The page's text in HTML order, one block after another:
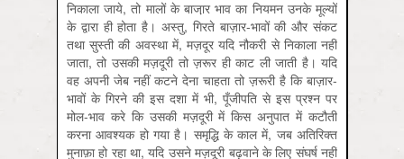
निकाला जाये, तो मालों के बाजा़र भाव का नियमन उनके मूल्यों
के द्वारा ही होता है। अस्तु, गिरते बाज़ार-भावों की और संकट
तथा सुस्ती की अवस्था में, मज़दूर यदि नौकरी से निकाला नहीं
जाता, तो उसकी मज़दूरी तो ज़रूर ही काट ली जाती है। यदि
वह अपनी जेब नहीं कटने देना चाहता तो ज़रूरी है कि बाज़ार-
भावों के गिरने की इस दशा में भी, पूँजीपति से इस प्रश्न पर
मोल-भाव करे कि उसकी मज़दूरी में किस अनुपात में कटौती
करना आवश्यक हो गया है। समृद्धि के काल में, जब अतिरिक्त
मुनाफ़ा हो रहा था, यदि उसने मज़दूरी बढ़वाने के लिए संघर्ष नहीं